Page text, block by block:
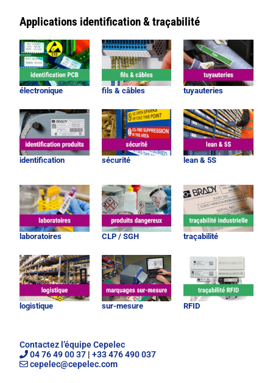
Applications identification & traçabilité
électronique fils & câbles tuyauteries
identification sécurité lean & 5S
laboratoires CLP / SGH traçabilité
logistique sur-mesure RFID
Contactez l’équipe Cepelec
04 76 49 00 37 |+33 476 490 037
cepelec@cepelec.com